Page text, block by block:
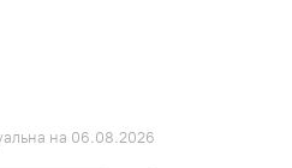
на 06.08.2026